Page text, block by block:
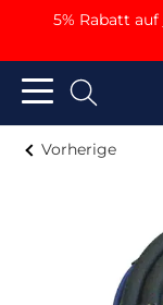
5% Rabatt auf
Vorherige